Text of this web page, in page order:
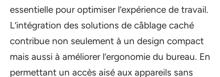
essentielle pour optimiser l’expérience de travail.
L’intégration des solutions de câblage caché
contribue non seulement à un design compact
mais aussi à améliorer l’ergonomie du bureau. En
permettant un accès aisé aux appareils sans